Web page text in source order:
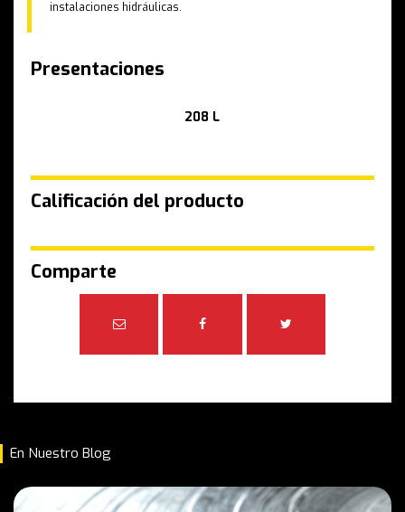
instalaciones hidráulicas.
Presentaciones
208 L
Calificación del producto
Comparte
En Nuestro Blog